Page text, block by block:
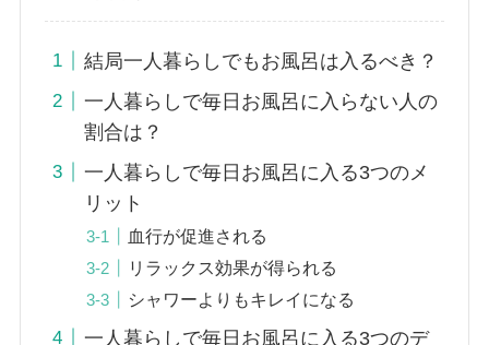
結局一人暮らしでもお風呂は入るべき？
一人暮らしで毎日お風呂に入らない人の
割合は？
一人暮らしで毎日お風呂に入る3つのメ
リット
血行が促進される
リラックス効果が得られる
シャワーよりもキレイになる
一人暮らしで毎日お風呂に入る3つのデ